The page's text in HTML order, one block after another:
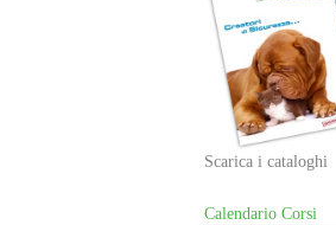
Scarica i cataloghi
Calendario Corsi